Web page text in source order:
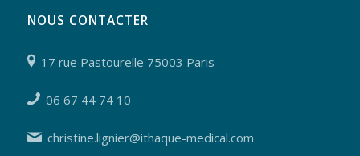
NOUS CONTACTER
17 rue Pastourelle 75003 Paris
06 67 44 74 10
christine.lignier@ithaque-medical.com